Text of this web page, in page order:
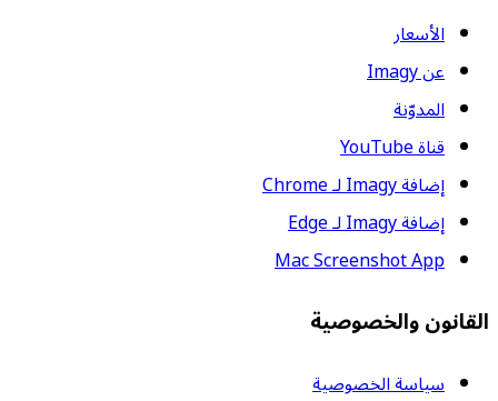
الأسعار
عن Imagy
المدوّنة
قناة YouTube
إضافة Imagy لـ Chrome
إضافة Imagy لـ Edge
Mac Screenshot App
القانون والخصوصية
سياسة الخصوصية